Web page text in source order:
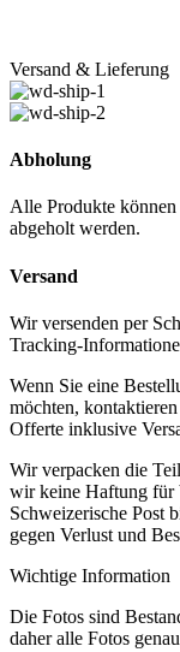
Versand & Lieferung
Abholung
Alle Produkte können
abgeholt werden.
Versand
Wir versenden per
Tracking-
Wenn Sie eine
möchten,
Offerte inklusive
Wir verpacken die
wir keine Haftung für
Schweizerische Post
gegen Verlust und
Wichtige Information
Die Fotos sind
daher alle Fotos